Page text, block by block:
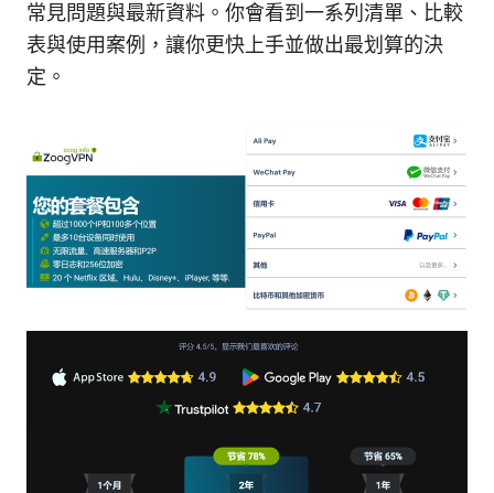
常見問題與最新資料。你會看到一系列清單、比較
表與使用案例，讓你更快上手並做出最划算的決
定。